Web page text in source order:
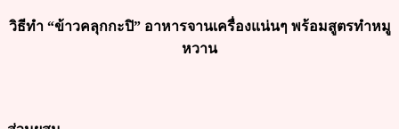
วิธีทำ “ข้าวคลุกกะปิ” อาหารจานเครื่องแน่นๆ พร้อมสูตรทำหมู
หวาน